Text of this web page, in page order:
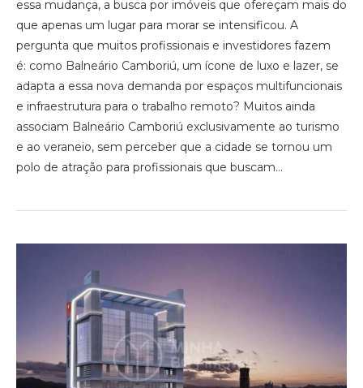
essa mudança, a busca por imóveis que ofereçam mais do
que apenas um lugar para morar se intensificou. A
pergunta que muitos profissionais e investidores fazem
é: como Balneário Camboriú, um ícone de luxo e lazer, se
adapta a essa nova demanda por espaços multifuncionais
e infraestrutura para o trabalho remoto? Muitos ainda
associam Balneário Camboriú exclusivamente ao turismo
e ao veraneio, sem perceber que a cidade se tornou um
polo de atração para profissionais que buscam…